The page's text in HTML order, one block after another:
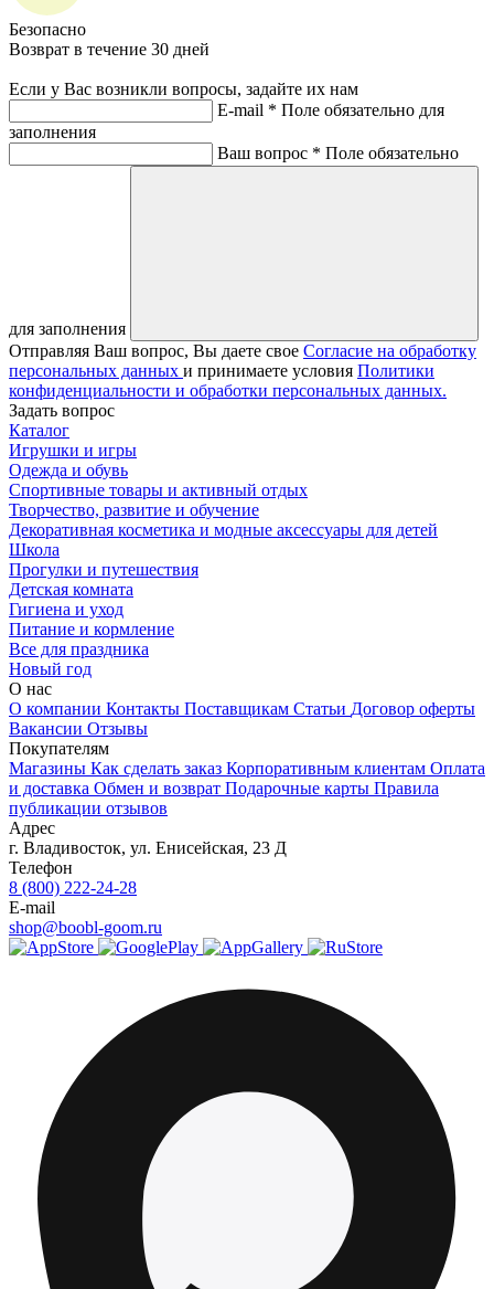
Безопасно
Возврат в течение 30 дней
Если у Вас возникли вопросы, задайте их нам
E-mail * Поле обязательно для
заполнения
Ваш вопрос * Поле обязательно
для заполнения
Отправляя Ваш вопрос, Вы даете свое Согласие на обработку
персональных данных и принимаете условия Политики
конфиденциальности и обработки персональных данных.
Задать вопрос
Каталог
Игрушки и игры
Одежда и обувь
Спортивные товары и активный отдых
Творчество, развитие и обучение
Декоративная косметика и модные аксессуары для детей
Школа
Прогулки и путешествия
Детская комната
Гигиена и уход
Питание и кормление
Все для праздника
Новый год
О нас
О компании Контакты Поставщикам Статьи Договор оферты
Вакансии Отзывы
Покупателям
Магазины Как сделать заказ Корпоративным клиентам Оплата
и доставка Обмен и возврат Подарочные карты Правила
публикации отзывов
Адрес
г. Владивосток, ул. Енисейская, 23 Д
Телефон
8 (800) 222-24-28
E-mail
shop@boobl-goom.ru